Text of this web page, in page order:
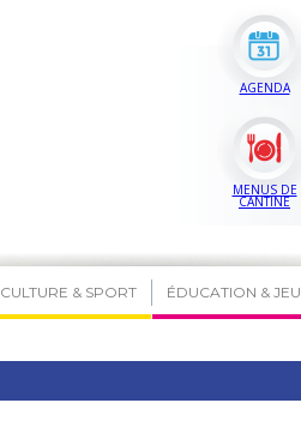
AGENDA
MENUS DE
CANTINE
CULTURE & SPORT ÉDUCATION &